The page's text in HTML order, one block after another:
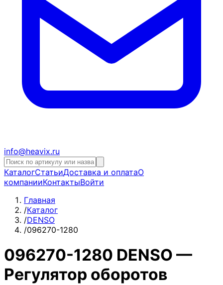
info@heavix.ru
КаталогСтатьиДоставка и оплатаО
компанииКонтактыВойти
Главная
/Каталог
/DENSO
/096270-1280
096270-1280 DENSO —
Регулятор оборотов